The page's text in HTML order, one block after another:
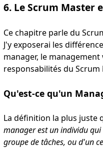
6. Le Scrum Master
Ce chapitre parle du
J'y exposerai les
manager, le
responsabilités du
Qu'est-ce qu'un
La définition la plus juste
manager est un individu
groupe de tâches, ou d'un